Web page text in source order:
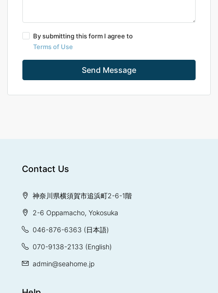
By submitting this form I agree to
Terms of Use
Send Message
Contact Us
神奈川県横須賀市追浜町2-6-1階
2-6 Oppamacho, Yokosuka
046-876-6363 (日本語)
070-9138-2133 (English)
admin@seahome.jp